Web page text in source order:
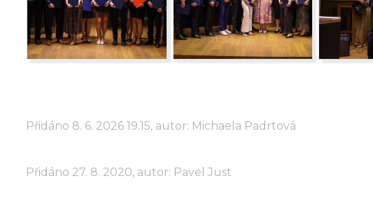
Přidáno 8. 6. 2026 19.15, autor: Michaela Padrtová
Přidáno 27. 8. 2020, autor: Pavel Just